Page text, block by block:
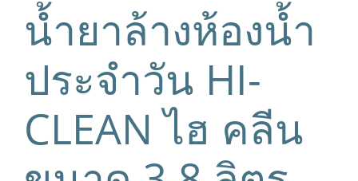
น้ำยาล้างห้องน้ำ
ประจำวัน HI-
CLEAN ไฮ คลีน